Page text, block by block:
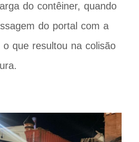
do contêiner, quando
do portal com a
que resultou na colisão